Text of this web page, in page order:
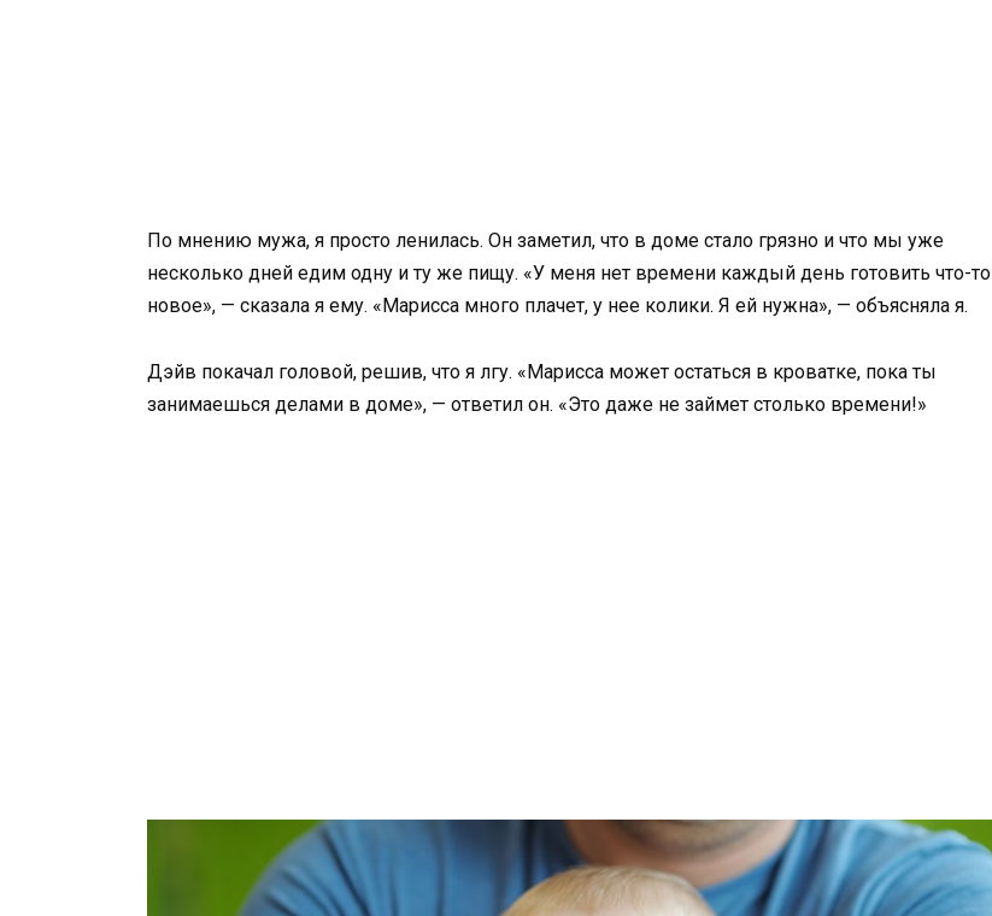
По мнению мужа, я просто ленилась. Он заметил, что в доме стало грязно и что мы уже
несколько дней едим одну и ту же пищу. «У меня нет времени каждый день готовить что-то
новое», — сказала я ему. «Марисса много плачет, у нее колики. Я ей нужна», — объясняла я.
Дэйв покачал головой, решив, что я лгу. «Марисса может остаться в кроватке, пока ты
занимаешься делами в доме», — ответил он. «Это даже не займет столько времени!»